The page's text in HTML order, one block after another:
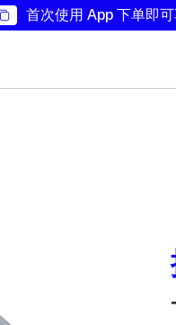
首次使用 App 下单即